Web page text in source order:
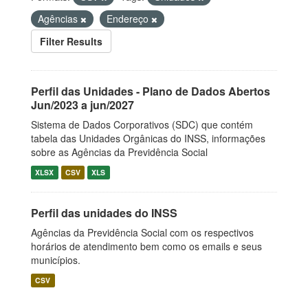
Agências
Endereço
Filter Results
Perfil das Unidades - Plano de Dados Abertos
Jun/2023 a jun/2027
Sistema de Dados Corporativos (SDC) que contém
tabela das Unidades Orgânicas do INSS, informações
sobre as Agências da Previdência Social
XLSX CSV XLS
Perfil das unidades do INSS
Agências da Previdência Social com os respectivos
horários de atendimento bem como os emails e seus
municípios.
CSV